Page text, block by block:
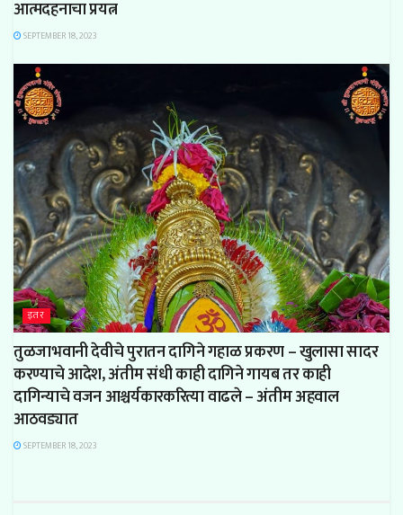
आत्मदहनाचा प्रयत्न
SEPTEMBER 18, 2023
इतर
तुळजाभवानी देवीचे पुरातन दागिने गहाळ प्रकरण – खुलासा सादर
करण्याचे आदेश, अंतीम संधी काही दागिने गायब तर काही
दागिन्याचे वजन आश्चर्यकारकरित्या वाढले – अंतीम अहवाल
आठवड्यात
SEPTEMBER 18, 2023